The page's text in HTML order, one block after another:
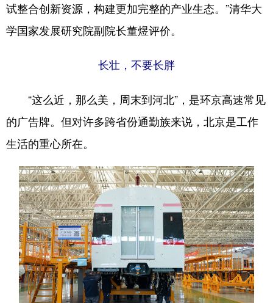
试整合创新资源，构建更加完整的产业生态。”清华大
学国家发展研究院副院长董煜评价。
长壮，不要长胖
“这么近，那么美，周末到河北”，是环京高速常见
的广告牌。但对许多跨省份通勤族来说，北京是工作
生活的重心所在。